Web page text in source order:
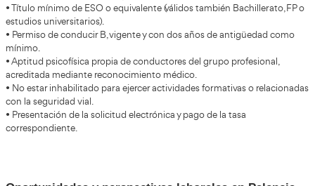
Todo esto hace queel perfil del profesor de autoescuela
técnicoy más pedagógico, con más campo que simplemente
aprobar el carnet”.
Consejos prácticos si quieres empezar la
1.Lee con calma la convocatoriadel BOE 2025 (BOE-A-
comprueba que cumples todos los requisitos.